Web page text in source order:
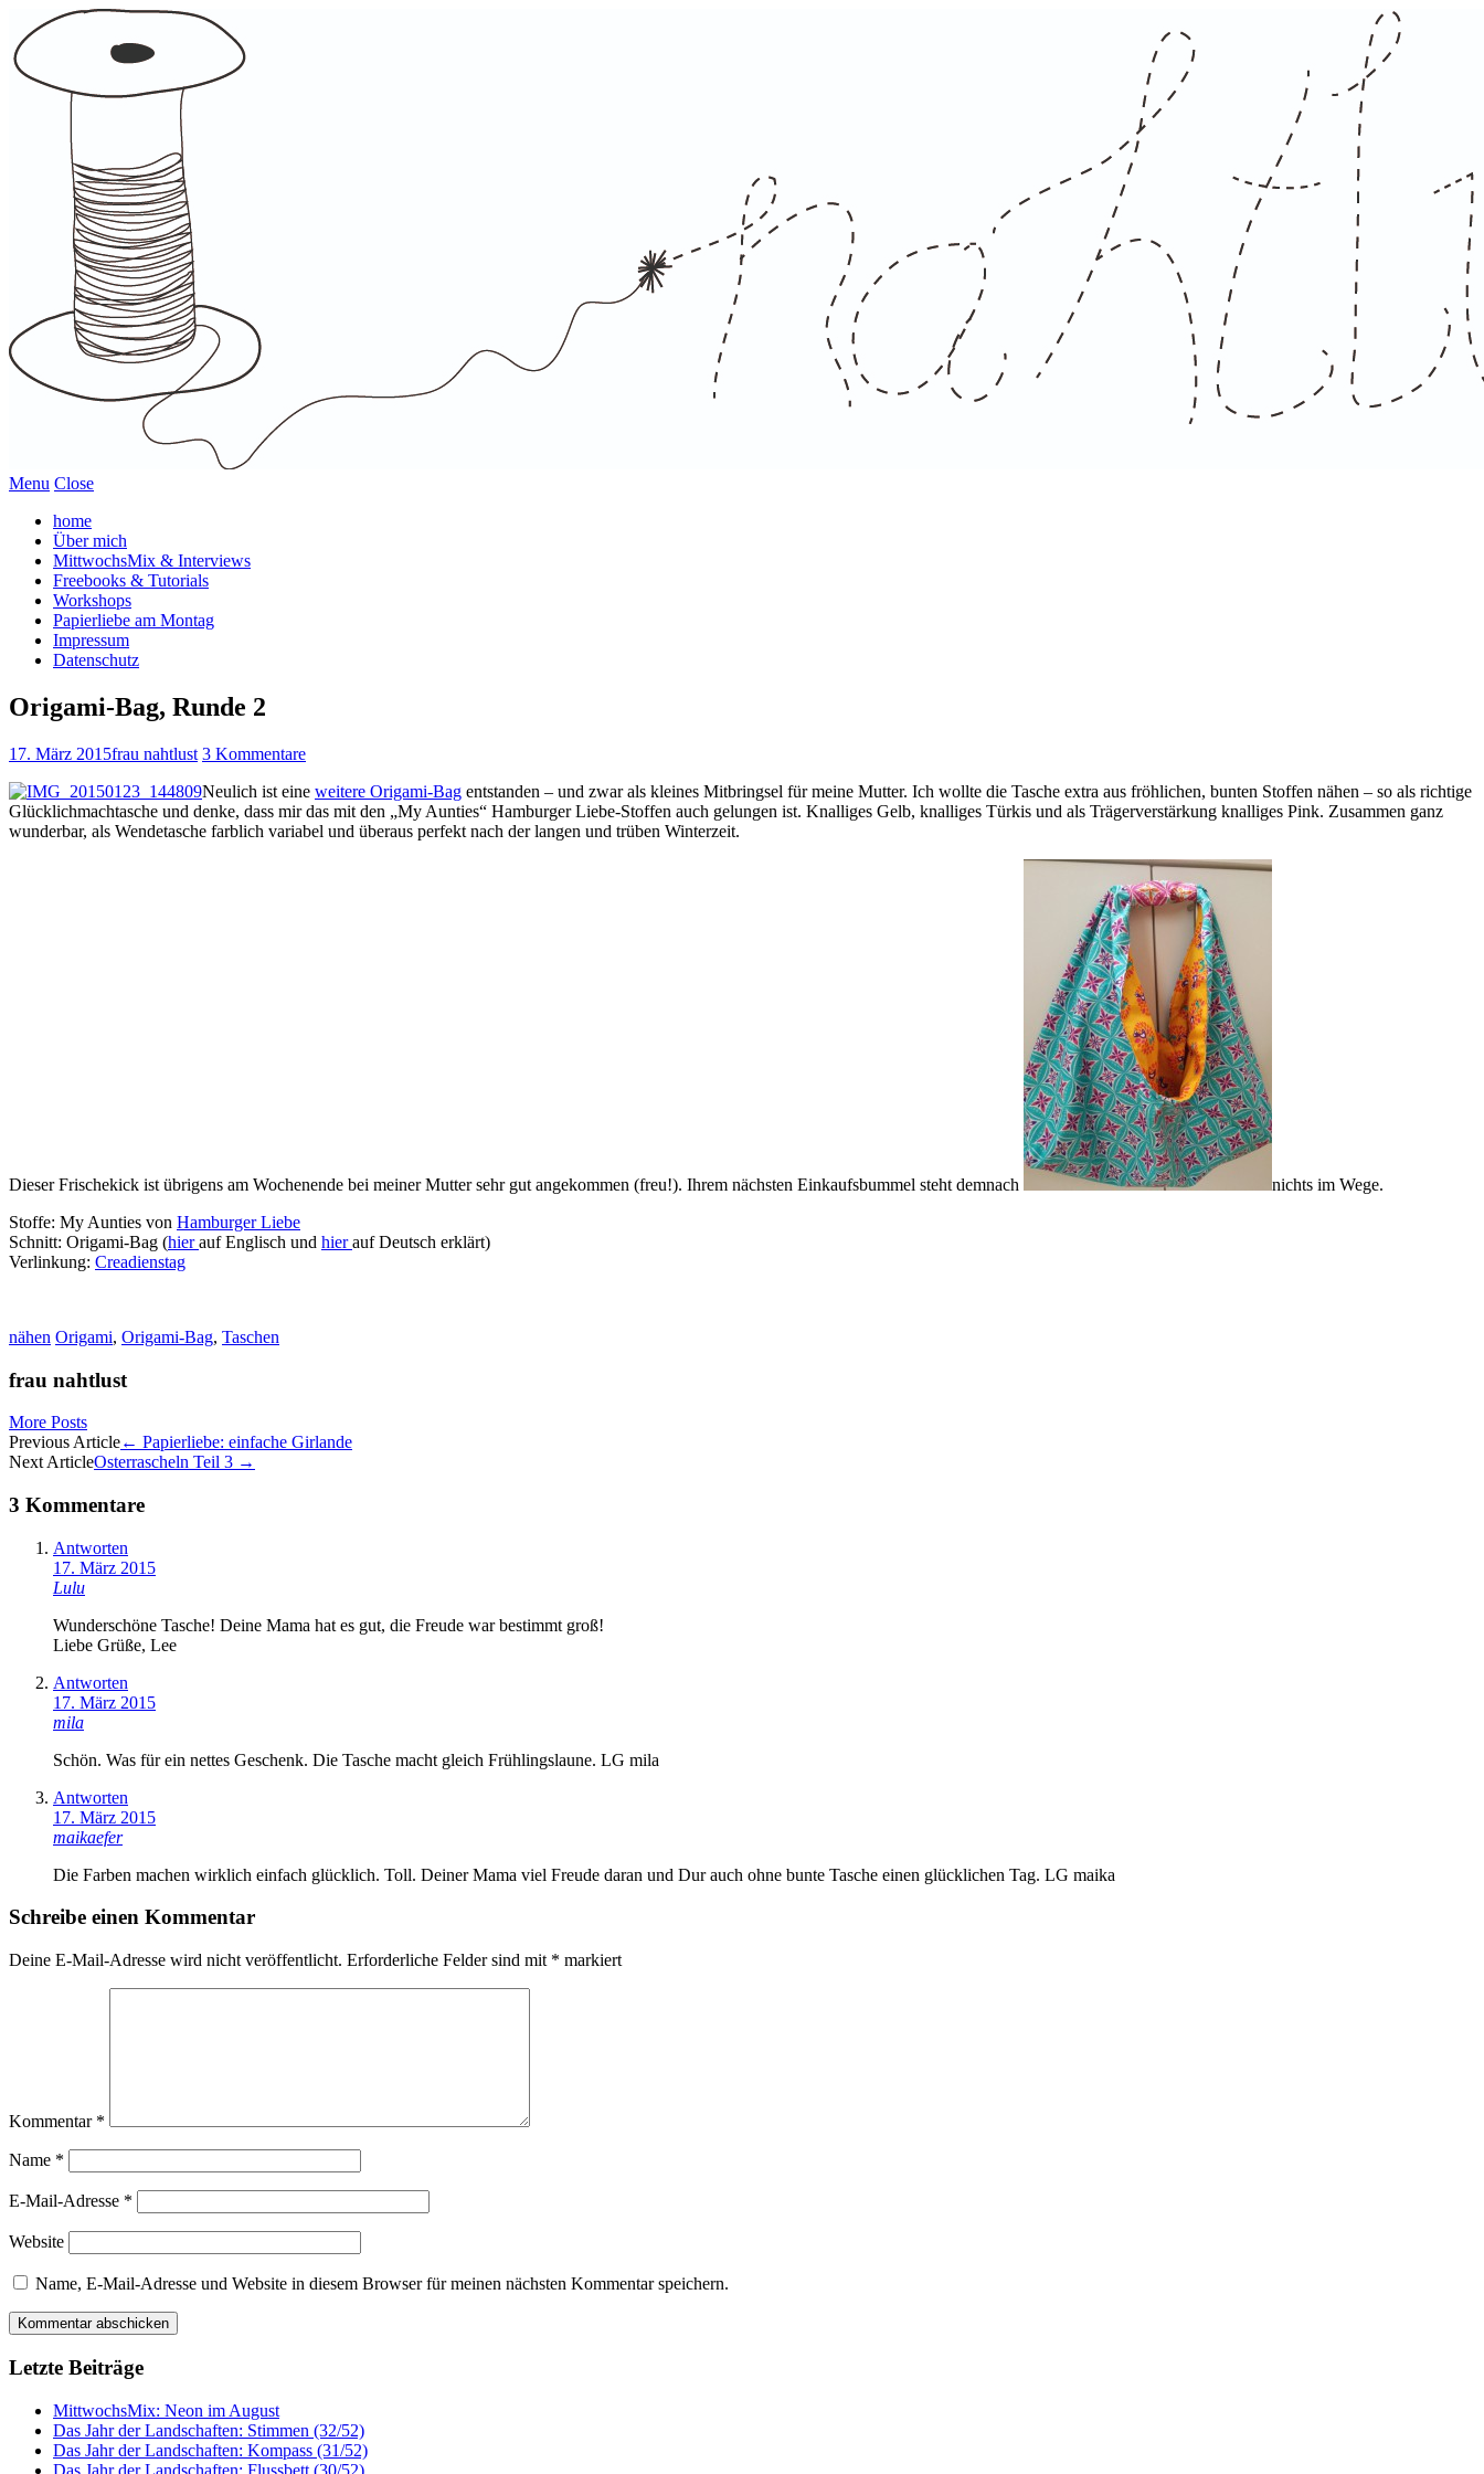
Menu Close
home
Über mich
MittwochsMix & Interviews
Freebooks & Tutorials
Workshops
Papierliebe am Montag
Impressum
Datenschutz
Origami-Bag, Runde 2
17. März 2015frau nahtlust 3 Kommentare
Neulich ist eine weitere Origami-Bag entstanden – und zwar als kleines Mitbringsel für meine Mutter. Ich wollte die Tasche extra aus fröhlichen, bunten Stoffen nähen – so als richtige
Glücklichmachtasche und denke, dass mir das mit den „My Aunties“ Hamburger Liebe-Stoffen auch gelungen ist. Knalliges Gelb, knalliges Türkis und als Trägerverstärkung knalliges Pink. Zusammen ganz
wunderbar, als Wendetasche farblich variabel und überaus perfekt nach der langen und trüben Winterzeit.
Dieser Frischekick ist übrigens am Wochenende bei meiner Mutter sehr gut angekommen (freu!). Ihrem nächsten Einkaufsbummel steht demnach
nichts im Wege.
Stoffe: My Aunties von Hamburger Liebe
Schnitt: Origami-Bag (hierauf Englisch und hierauf Deutsch erklärt)
Verlinkung: Creadienstag
nähen Origami, Origami-Bag, Taschen
frau nahtlust
More Posts
Artikel-
Navigation
Previous Article← Papierliebe: einfache Girlande
Next ArticleOsterrascheln Teil 3 →
3 Kommentare
Antworten
17. März 2015
Lulu
Wunderschöne Tasche! Deine Mama hat es gut, die Freude war bestimmt groß!
Liebe Grüße, Lee
Antworten
17. März 2015
mila
Schön. Was für ein nettes Geschenk. Die Tasche macht gleich Frühlingslaune. LG mila
Antworten
17. März 2015
maikaefer
Die Farben machen wirklich einfach glücklich. Toll. Deiner Mama viel Freude daran und Dur auch ohne bunte Tasche einen glücklichen Tag. LG maika
Schreibe einen Kommentar
Deine E-Mail-Adresse wird nicht veröffentlicht. Erforderliche Felder sind mit * markiert
Kommentar *
Name *
E-Mail-Adresse *
Website
Name, E-Mail-Adresse und Website in diesem Browser für meinen nächsten Kommentar speichern.
Letzte Beiträge
MittwochsMix: Neon im August
Das Jahr der Landschaften: Stimmen (32/52)
Das Jahr der Landschaften: Kompass (31/52)
Das Jahr der Landschaften: Flussbett (30/52)